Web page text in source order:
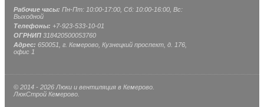
Рабочие часы: Пн-Пт: 10:00-17:00, Сб: 10:00-16:00, Вс:
Выходной
Телефоны: +7-923-533-10-01
ОГРНИП 318420500053760
Адрес: 650051, г. Кемерово, Кузнецкий проспект, д. 176,
офис 1
© 2014 - 2026 Люки и вентиляция в Кемерово.
ЛюкСтрой Кемерово.